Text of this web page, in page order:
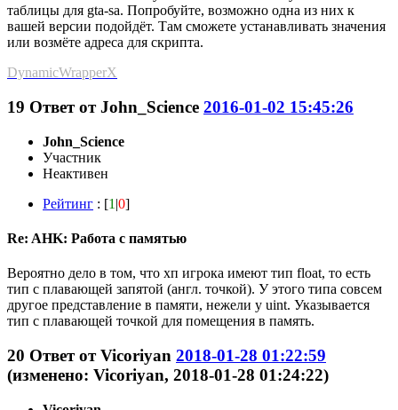
таблицы для gta-sa. Попробуйте, возможно одна из них к
вашей версии подойдёт. Там сможете устанавливать значения
или возмёте адреса для скрипта.
DynamicWrapperX
19 Ответ отJohn_Science 2016-01-02 15:45:26
John_Science
Участник
Неактивен
Рейтинг : [1 |0]
Re: AHK: Работа с памятью
Вероятно дело в том, что хп игрока имеют тип float, то есть
тип с плавающей запятой (англ. точкой). У этого типа совсем
другое представление в памяти, нежели у uint. Указывается
тип с плавающей точкой для помещения в память.
20 Ответ отVicoriyan 2018-01-28 01:22:59
(изменено: Vicoriyan, 2018-01-28 01:24:22)